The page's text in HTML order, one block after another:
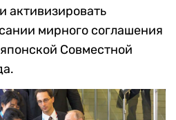
активизировать
мирного соглашения
Совместной